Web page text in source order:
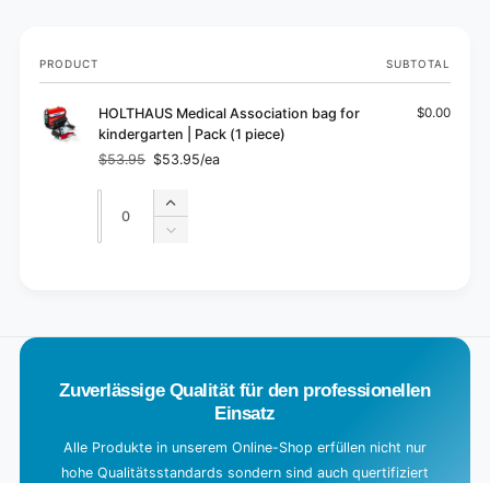
Your
cart
PRODUCT SUBTOTAL
HOLTHAUS Medical Association bag for
kindergarten | Pack (1 piece)
Regular
price
$53.95
Sale
price
$53.95/ea
$0.00
Quantity
Increase
quantity
Decrease
a
Zuverlässige Qualität für den professionellen
Einsatz
Alle Produkte in unserem Online-Shop erfüllen nicht nur
hohe Qualitätsstandards sondern sind auch quertifiziert